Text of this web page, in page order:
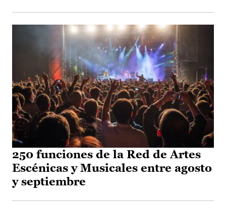
250 funciones de la Red de Artes
Escénicas y Musicales entre agosto
y septiembre